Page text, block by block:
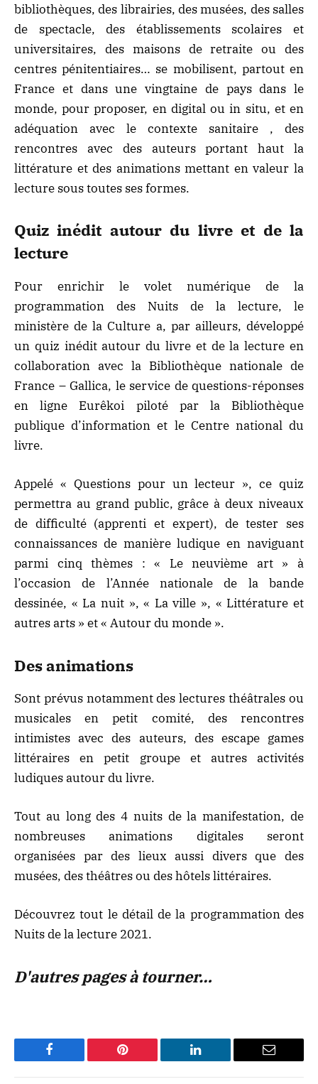
bibliothèques, des librairies, des musées, des salles
de spectacle, des établissements scolaires et
universitaires, des maisons de retraite ou des
centres pénitentiaires… se mobilisent, partout en
France et dans une vingtaine de pays dans le
monde, pour proposer, en digital ou in situ, et en
adéquation avec le contexte sanitaire , des
rencontres avec des auteurs portant haut la
littérature et des animations mettant en valeur la
lecture sous toutes ses formes.
Quiz inédit autour du livre et de la
lecture
Pour enrichir le volet numérique de la
programmation des Nuits de la lecture, le
ministère de la Culture a, par ailleurs, développé
un quiz inédit autour du livre et de la lecture en
collaboration avec la Bibliothèque nationale de
France – Gallica, le service de questions-réponses
en ligne Eurêkoi piloté par la Bibliothèque
publique d’information et le Centre national du
livre.
Appelé « Questions pour un lecteur », ce quiz
permettra au grand public, grâce à deux niveaux
de difficulté (apprenti et expert), de tester ses
connaissances de manière ludique en naviguant
parmi cinq thèmes : « Le neuvième art » à
l’occasion de l’Année nationale de la bande
dessinée, « La nuit », « La ville », « Littérature et
autres arts » et « Autour du monde ».
Des animations
Sont prévus notamment des lectures théâtrales ou
musicales en petit comité, des rencontres
intimistes avec des auteurs, des escape games
littéraires en petit groupe et autres activités
ludiques autour du livre.
Tout au long des 4 nuits de la manifestation, de
nombreuses animations digitales seront
organisées par des lieux aussi divers que des
musées, des théâtres ou des hôtels littéraires.
Découvrez tout le détail de la programmation des
Nuits de la lecture 2021.
D'autres pages à tourner…
Facebook Pinterest LinkedIn Email